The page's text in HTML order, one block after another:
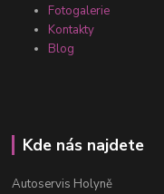
Fotogalerie
Kontakty
Blog
Kde nás najdete
Autoservis Holyně